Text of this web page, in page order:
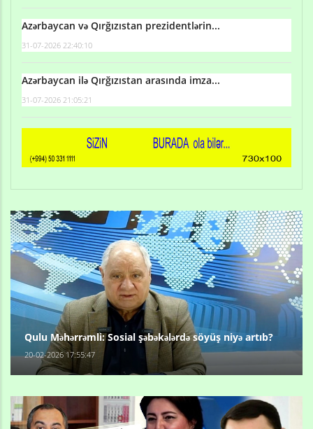
Azərbaycan və Qırğızıstan prezidentlərin...
31-07-2026 22:40:10
Azərbaycan ilə Qırğızıstan arasında imza...
31-07-2026 21:05:21
Qulu Məhərrəmli: Sosial şəbəkələrdə söyüş niyə artıb?
20-02-2026 17:55:47